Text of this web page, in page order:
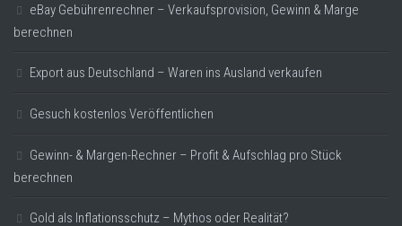
eBay Gebührenrechner – Verkaufsprovision, Gewinn & Marge
berechnen
Export aus Deutschland – Waren ins Ausland verkaufen
Gesuch kostenlos Veröffentlichen
Gewinn- & Margen-Rechner – Profit & Aufschlag pro Stück
berechnen
Gold als Inflationsschutz – Mythos oder Realität?